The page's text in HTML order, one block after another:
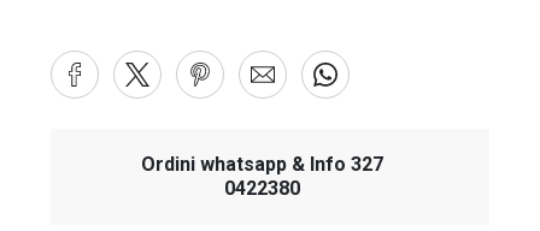
Ordini whatsapp & Info 327
0422380